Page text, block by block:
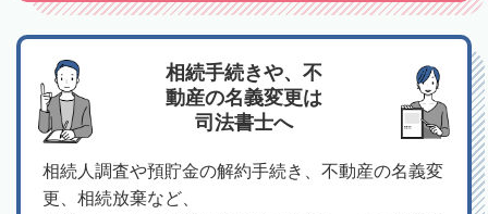
相続手続きや、不
動産の名義変更は
司法書士へ
相続人調査や預貯金の解約手続き、不動産の名義変
更、相続放棄など、